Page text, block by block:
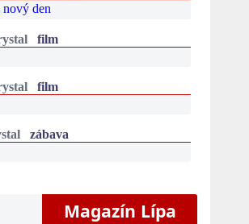
nový den
film
film
zábava
Magazín Lípa